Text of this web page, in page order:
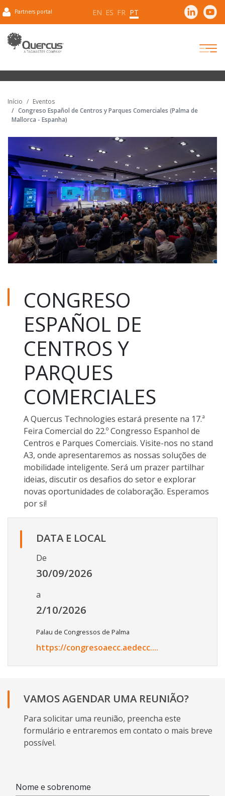
Partners portal EN ES FR PT
Início
Eventos
Congreso Español de Centros y Parques Comerciales (Palma de
Mallorca - Espanha)
CONGRESO
ESPAÑOL DE
CENTROS Y
PARQUES
COMERCIALES
A Quercus Technologies estará presente na 17.ª
Feira Comercial do 22.º Congresso Espanhol de
Centros e Parques Comerciais. Visite-nos no stand
A3, onde apresentaremos as nossas soluções de
mobilidade inteligente. Será um prazer partilhar
ideias, discutir os desafios do setor e explorar
novas oportunidades de colaboração. Esperamos
por si!
DATA E LOCAL
De
30/09/2026
a
2/10/2026
Palau de Congressos de Palma
https://congresoaecc.aedecc....
VAMOS AGENDAR UMA REUNIÃO?
Para solicitar uma reunião, preencha este
formulário e entraremos em contato o mais breve
possível.
Nome e sobrenome